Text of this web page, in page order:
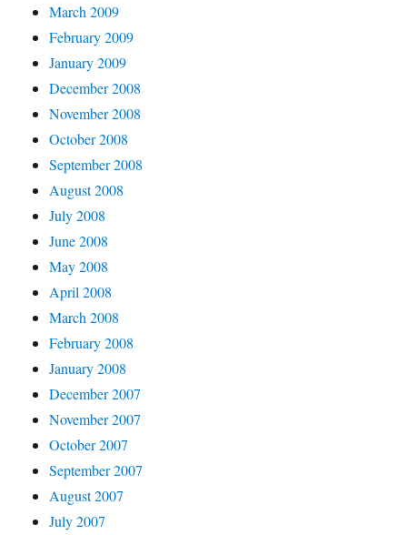
March 2009
February 2009
January 2009
December 2008
November 2008
October 2008
September 2008
August 2008
July 2008
June 2008
May 2008
April 2008
March 2008
February 2008
January 2008
December 2007
November 2007
October 2007
September 2007
August 2007
July 2007